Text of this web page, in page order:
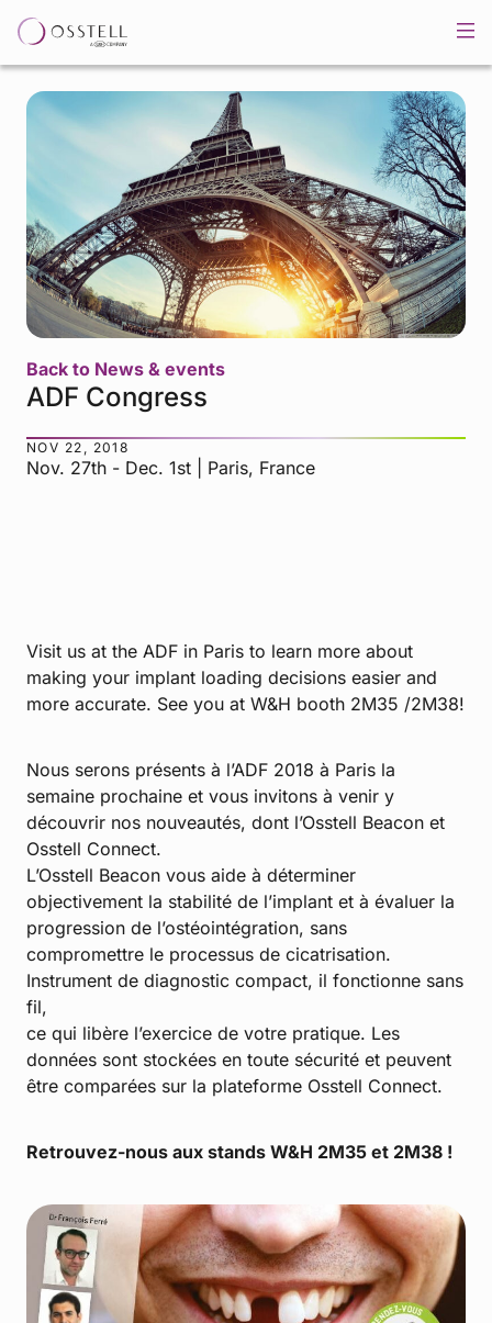
Back to News & events
ADF Congress
NOV 22, 2018
Nov. 27th - Dec. 1st | Paris, France
Visit us at the ADF in Paris to learn more about
making your implant loading decisions easier and
more accurate. See you at W&H booth 2M35 /2M38!
Nous serons présents à l’ADF 2018 à Paris la
semaine prochaine et vous invitons à venir y
découvrir nos nouveautés, dont l’Osstell Beacon et
Osstell Connect.
L’Osstell Beacon vous aide à déterminer
objectivement la stabilité de l’implant et à évaluer la
progression de l’ostéointégration, sans
compromettre le processus de cicatrisation.
Instrument de diagnostic compact, il fonctionne sans
fil,
ce qui libère l’exercice de votre pratique. Les
données sont stockées en toute sécurité et peuvent
être comparées sur la plateforme Osstell Connect.
Retrouvez-nous aux stands W&H 2M35 et 2M38 !